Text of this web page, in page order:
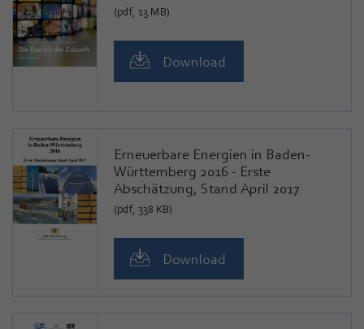
(pdf, 13 MB)
Download
Erneuerbare Energien in Baden-
Württemberg 2016 - Erste
Abschätzung, Stand April 2017
(pdf, 338 KB)
Download